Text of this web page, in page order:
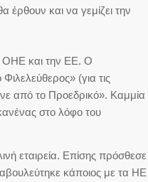
και να γεμίζει την
ΟΗΕ και την ΕΕ. Ο
(για τις
από το Προεδρικό». Καμμία
στο λόφο του
εταιρεία. Επίσης πρόσθεσε
κάποιος με τα ΗΕ